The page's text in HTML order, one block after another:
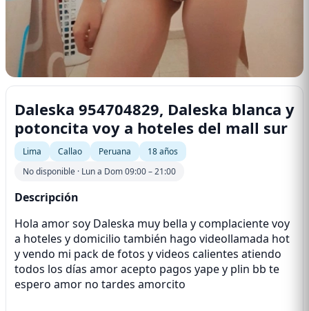
Daleska 954704829, Daleska blanca y
potoncita voy a hoteles del mall sur
Lima Callao Peruana
18 años
No disponible · Lun a Dom 09:00 – 21:00
Descripción
Hola amor soy Daleska muy bella y complaciente voy
a hoteles y domicilio también hago videollamada hot
y vendo mi pack de fotos y videos calientes atiendo
todos los días amor acepto pagos yape y plin bb te
espero amor no tardes amorcito